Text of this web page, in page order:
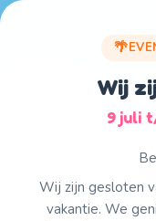
Wij
9 juli
Wij zijn gesloten
vakantie. We
Skip
for: